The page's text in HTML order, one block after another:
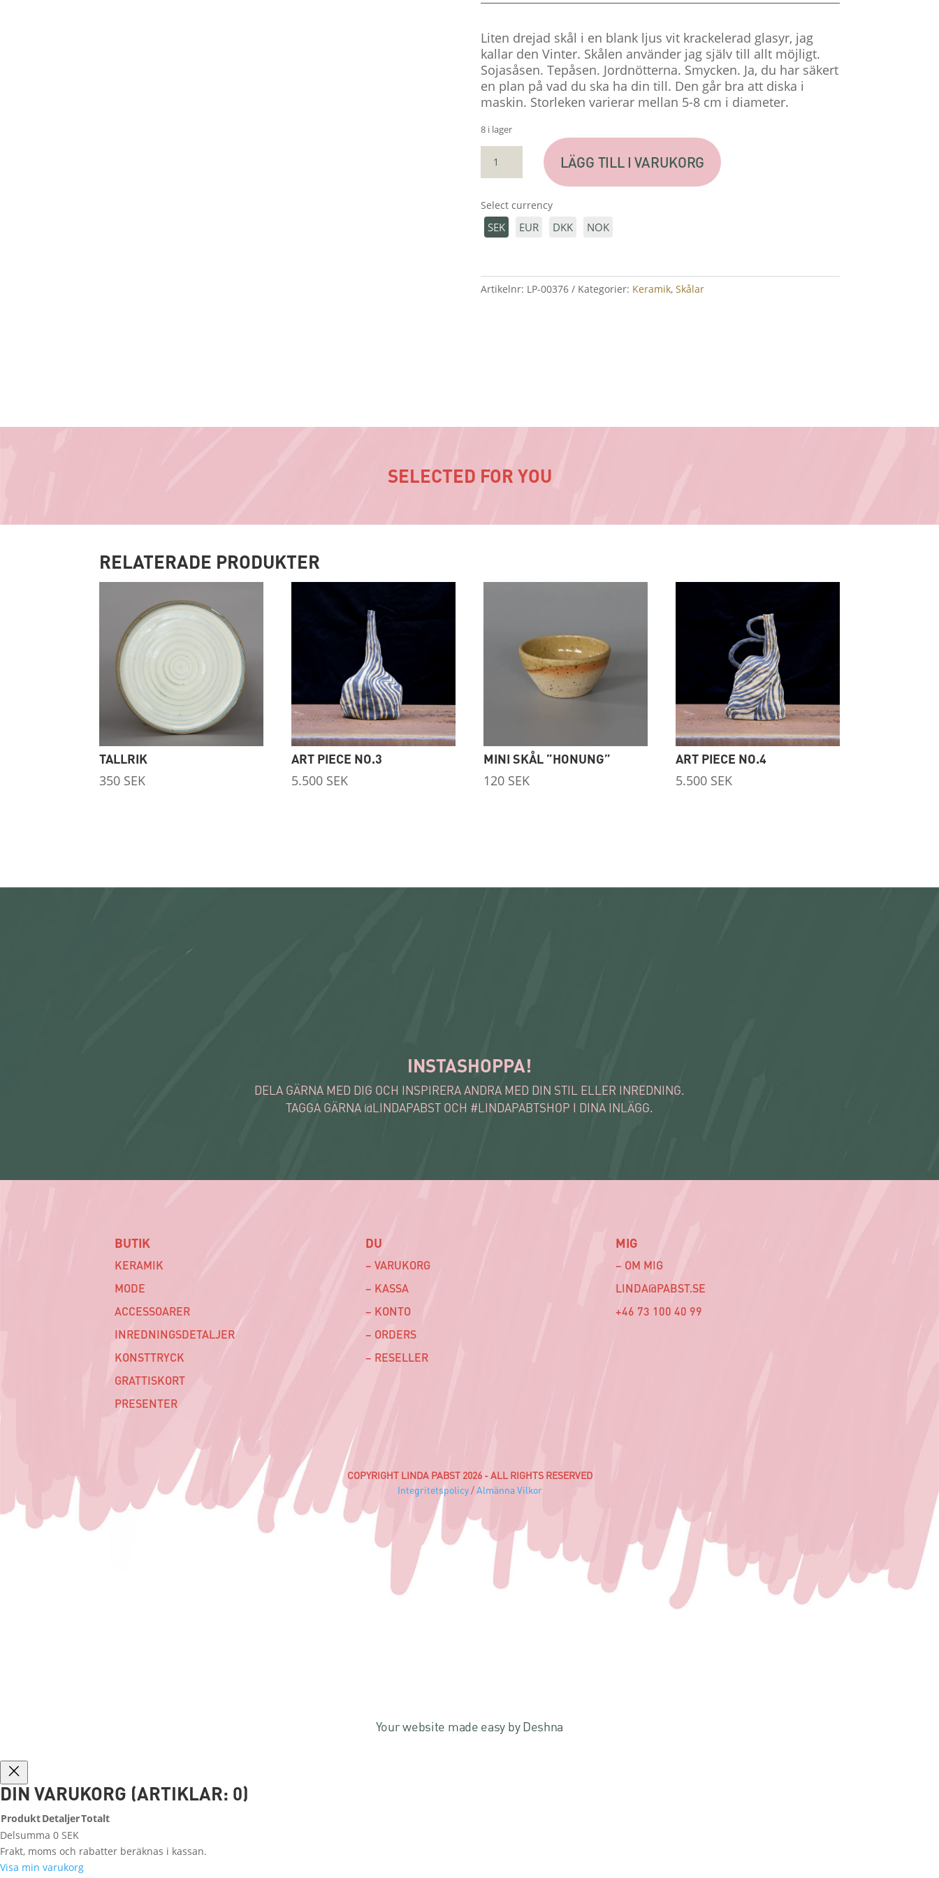
Liten drejad skål i en blank ljus vit krackelerad glasyr, jag
kallar den Vinter. Skålen använder jag själv till allt möjligt.
Sojasåsen. Tepåsen. Jordnötterna. Smycken. Ja, du har säkert
en plan på vad du ska ha din till. Den går bra att diska i
maskin. Storleken varierar mellan 5-8 cm i diameter.
8 i lager
SKÅL
MÄNGD
LÄGG TILL I VARUKORG
Select currency
SEK EUR DKK NOK
Artikelnr: LP-00376 Kategorier: Keramik, Skålar
SELECTED FOR YOU
RELATERADE PRODUKTER
TALLRIK
350 SEK
ART PIECE NO.3
5.500 SEK
MINI SKÅL ”HONUNG”
120 SEK
ART PIECE NO.4
5.500 SEK
INSTASHOPPA!
DELA GÄRNA MED DIG OCH INSPIRERA ANDRA MED DIN STIL ELLER INREDNING.
TAGGA GÄRNA @LINDAPABST OCH #LINDAPABTSHOP I DINA INLÄGG.
BUTIK
KERAMIK
MODE
ACCESSOARER
INREDNINGSDETALJER
KONSTTRYCK
GRATTISKORT
PRESENTER
DU
– VARUKORG
– KASSA
– KONTO
– ORDERS
– RESELLER
MIG
– OM MIG
LINDA@PABST.SE
+46 73 100 40 99‬
COPYRIGHT LINDA PABST 2026 - ALL RIGHTS RESERVED
Integritetspolicy/Almänna Vilkor
Your website made easy by Deshna
DIN VARUKORG (ARTIKLAR: 0)
PRODUKTER
I
VARUKORG
ProduktDetaljerTotalt
Delsumma 0 SEK
Frakt, moms och rabatter beräknas i kassan.
Visa min varukorg